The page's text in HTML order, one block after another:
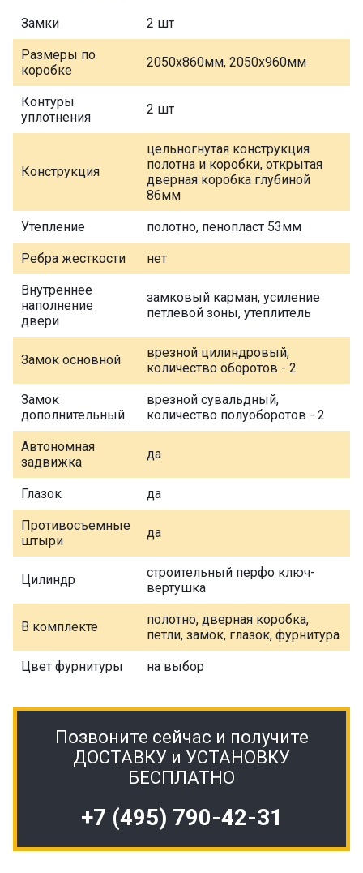
Замки 2 шт
Размеры по
коробке
2050х860мм, 2050х960мм
Контуры
уплотнения
2 шт
Конструкция
цельногнутая конструкция
полотна и коробки, открытая
дверная коробка глубиной
86мм
Утепление полотно, пенопласт 53мм
Ребра жесткости нет
Внутреннее
наполнение
двери
замковый карман, усиление
петлевой зоны, утеплитель
Замок основной
врезной цилиндровый,
количество оборотов - 2
Замок
дополнительный
врезной сувальдный,
количество полуоборотов - 2
Автономная
задвижка
да
Глазок да
Противосъемные
штыри
да
Цилиндр
строительный перфо ключ-
вертушка
В комплекте
полотно, дверная коробка,
петли, замок, глазок, фурнитура
Цвет фурнитуры на выбор
Позвоните сейчас и получите
ДОСТАВКУ и УСТАНОВКУ
БЕСПЛАТНО
+7 (495) 790-42-31